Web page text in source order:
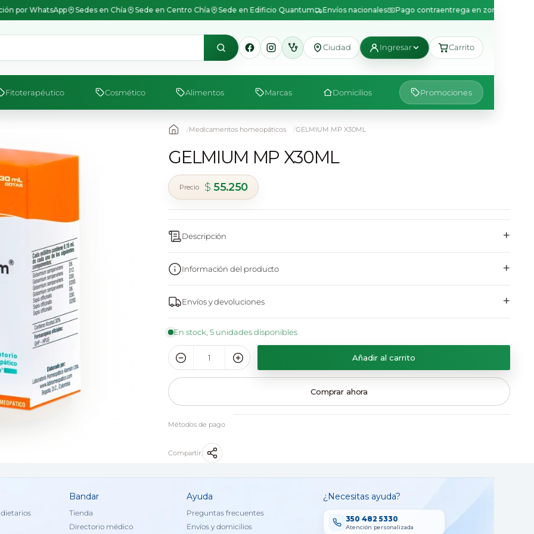
por WhatsApp Sedes en Chía Sede en Centro Chía Sede en Edificio Quantum Envíos nacionales Pago contraentrega en zonas
Ciudad Ingresar Carrito
Fitoterapéutico Cosmético Alimentos Marcas Domicilios Promociones
Medicamentos homeopáticos GELMIUM MP X30ML
GELMIUM MP X30ML
$ 55.250
Descripción +
Información del producto +
Envíos y devoluciones +
En stock, 5 unidades disponibles
Añadir al carrito
Comprar ahora
Métodos de pago
Compartir:
Bandar
Tienda
Directorio médico
Ayuda
Preguntas frecuentes
Envíos y domicilios
¿Necesitas ayuda?
350 482 5330
Atención personalizada